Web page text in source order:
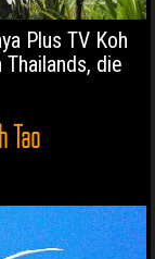
Plus TV Koh
die
Tao